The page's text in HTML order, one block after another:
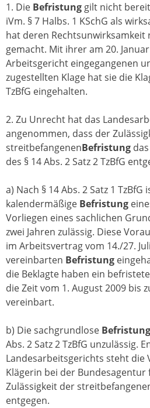
1. Die Befristunggilt nicht
iVm. § 7 Halbs. 1 KSchG als
hat deren Rechtsunwirksamkeit
gemacht. Mit ihrer am 20.
Arbeitsgericht eingegangenen
zugestellten Klage hat sie die
TzBfG eingehalten.
2. Zu Unrecht hat das
angenommen, dass der
streitbefangenenBefristung
des § 14 Abs. 2 Satz 2 TzBfG
a) Nach § 14 Abs. 2 Satz 1 TzBfG
kalendermäßige Befristung
Vorliegen eines sachlichen
zwei Jahren zulässig. Diese
im Arbeitsvertrag vom 14./27.
vereinbarten Befristung
die Beklagte haben ein
die Zeit vom 1. August 2009 bis
vereinbart.
b) Die sachgrundlose Befristung
Abs. 2 Satz 2 TzBfG unzulässig.
Landesarbeitsgerichts steht die
Klägerin bei der
Zulässigkeit der
entgegen.